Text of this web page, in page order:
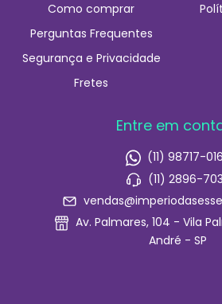
Como comprar
Perguntas Frequentes
Segurança e Privacidade
Fretes
Entre em
(11) 98717-
(11) 2896-
Av. Palmares, 104 - Vila
André - SP